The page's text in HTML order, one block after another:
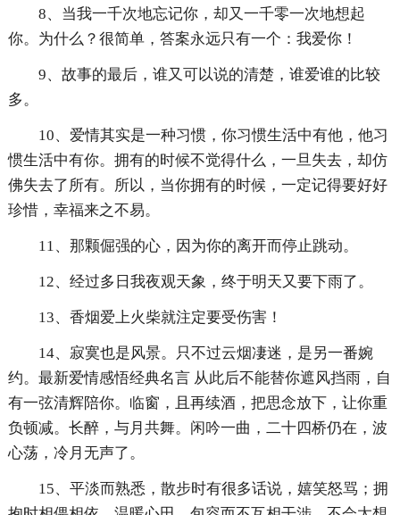
8、当我一千次地忘记你，却又一千零一次地想起
你。为什么？很简单，答案永远只有一个：我爱你！
9、故事的最后，谁又可以说的清楚，谁爱谁的比较
多。
10、爱情其实是一种习惯，你习惯生活中有他，他习
惯生活中有你。拥有的时候不觉得什么，一旦失去，却仿
佛失去了所有。所以，当你拥有的时候，一定记得要好好
珍惜，幸福来之不易。
11、那颗倔强的心，因为你的离开而停止跳动。
12、经过多日我夜观天象，终于明天又要下雨了。
13、香烟爱上火柴就注定要受伤害！
14、寂寞也是风景。只不过云烟凄迷，是另一番婉
约。最新爱情感悟经典名言 从此后不能替你遮风挡雨，自
有一弦清辉陪你。临窗，且再续酒，把思念放下，让你重
负顿减。长醉，与月共舞。闲吟一曲，二十四桥仍在，波
心荡，冷月无声了。
15、平淡而熟悉，散步时有很多话说，嬉笑怒骂；拥